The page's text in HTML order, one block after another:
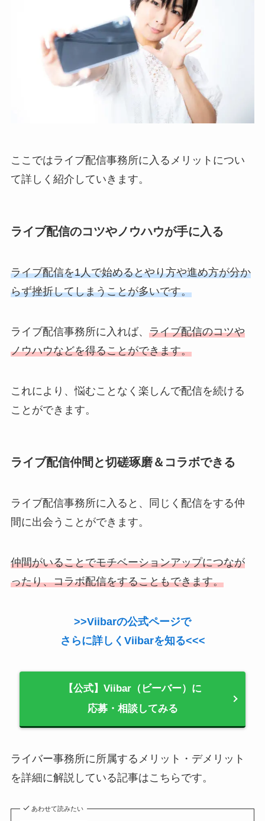
ここではライブ配信事務所に入るメリットについ
て詳しく紹介していきます。
ライブ配信のコツやノウハウが手に入る
ライブ配信を1人で始めるとやり方や進め方が分か
らず挫折してしまうことが多いです。
ライブ配信事務所に入れば、 ライブ配信のコツや
ノウハウなどを得ることができます。
これにより、悩むことなく楽しんで配信を続ける
ことができます。
ライブ配信仲間と切磋琢磨＆コラボできる
ライブ配信事務所に入ると、同じく配信をする仲
間に出会うことができます。
仲間がいることでモチベーションアップにつなが
ったり、コラボ配信をすることもできます。
>>Viibarの公式ページで
さらに詳しくViibarを知る<<<
【公式】Viibar（ビーバー）に
応募・相談してみる
ライバー事務所に所属するメリット・デメリット
を詳細に解説している記事はこちらです。
あわせて読みたい